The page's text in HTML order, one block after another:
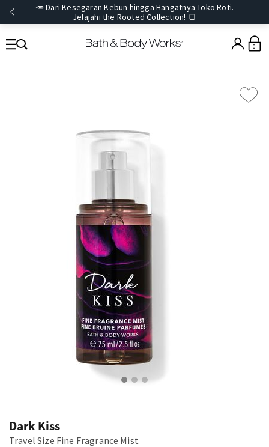
🥕 Dari Kesegaran Kebun hingga Hangatnya Toko Roti.
Jelajahi the Rooted Collection! 🍞
0
Dark Kiss
Travel Size Fine Fragrance Mist